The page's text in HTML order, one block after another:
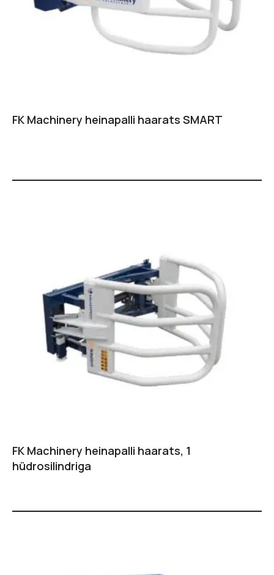
FK Machinery heinapalli haarats SMART
FK Machinery heinapalli haarats, 1
hüdrosilindriga